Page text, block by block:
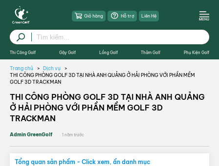
Giỏ hàng Hỗ trợ Liên Hệ
Thi Công Golf Gậy Golf Lồng Golf Thảm Golf Phụ Kiện Golf
Trang chủ
Dịch vụ
THI CÔNG PHÒNG GOLF 3D TẠI NHÀ ANH QUẢNG Ở HẢI PHÒNG VỚI PHẦN MỀM
GOLF 3D TRACKMAN
THI CÔNG PHÒNG GOLF 3D TẠI NHÀ ANH QUẢNG
Ở HẢI PHÒNG VỚI PHẦN MỀM GOLF 3D
TRACKMAN
Admin GreenGolf 1 năm trước
Tổng quan sản phẩm - Click xem, ẩn danh mục